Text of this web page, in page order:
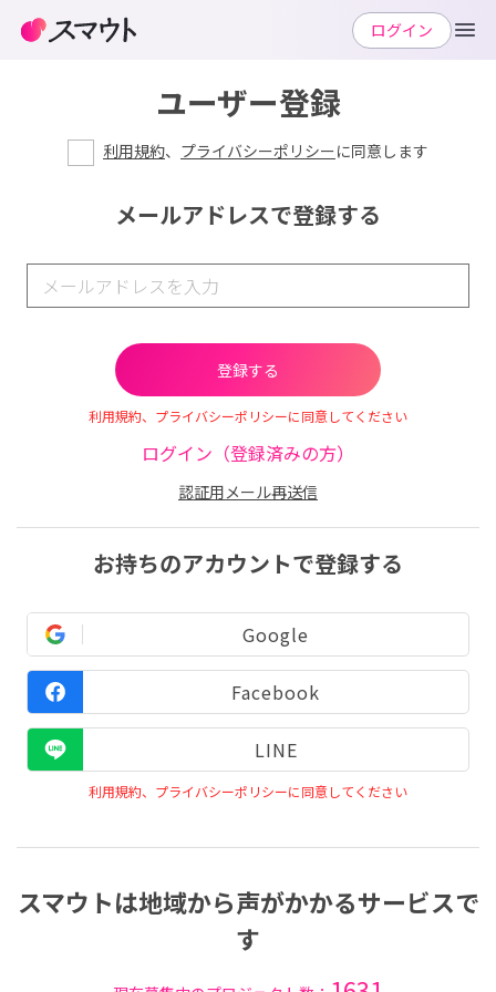
ユーザー登録
利用規約、 プライバシーポリシーに同意します
メールアドレスで登録する
利用規約、プライバシーポリシーに同意してください
ログイン（登録済みの方）
認証用メール再送信
お持ちのアカウントで登録する
Google
Facebook
LINE
利用規約、プライバシーポリシーに同意してください
スマウトは地域から声がかかるサービスで
す
ログイン